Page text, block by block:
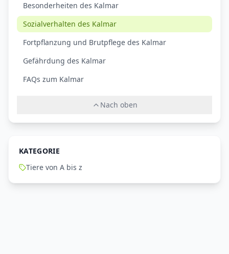
Besonderheiten des Kalmar
Sozialverhalten des Kalmar
Fortpflanzung und Brutpflege des Kalmar
Gefährdung des Kalmar
FAQs zum Kalmar
Nach oben
KATEGORIE
Tiere von A bis z